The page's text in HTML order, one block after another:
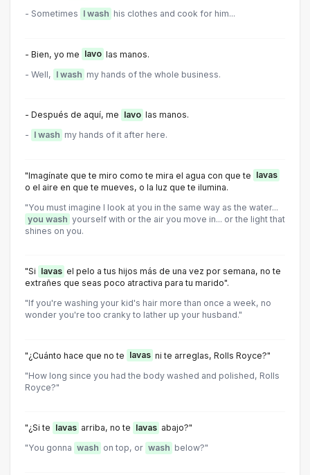
- Sometimes I wash his clothes and cook for him...
- Bien, yo me lavo las manos.
- Well, I wash my hands of the whole business.
- Después de aquí, me lavo las manos.
- I wash my hands of it after here.
"Imagínate que te miro como te mira el agua con que te lavas
o el aire en que te mueves, o la luz que te ilumina.
"You must imagine I look at you in the same way as the water...
you wash yourself with or the air you move in... or the light that
shines on you.
"Si lavas el pelo a tus hijos más de una vez por semana, no te
extrañes que seas poco atractiva para tu marido".
"If you're washing your kid's hair more than once a week, no
wonder you're too cranky to lather up your husband."
"¿Cuánto hace que no te lavas ni te arreglas, Rolls Royce?"
"How long since you had the body washed and polished, Rolls
Royce?"
"¿Si te lavas arriba, no te lavas abajo?"
"You gonna wash on top, or wash below?"